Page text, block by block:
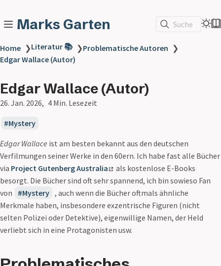
Marks Garten Suche
Home ❯Literatur 📚 ❯Problematische Autoren ❯
Edgar Wallace (Autor)
Edgar Wallace (Autor)
26. Jan. 2026 4 Min. Lesezeit
Mystery
Edgar Wallace ist am besten bekannt aus den deutschen
Verfilmungen seiner Werke in den 60ern. Ich habe fast alle Bücher
via Project Gutenberg Australia
als kostenlose E-Books
besorgt. Die Bücher sind oft sehr spannend, ich bin sowieso Fan
von
Mystery , auch wenn die Bücher oftmals ähnliche
Merkmale haben, insbesondere exzentrische Figuren (nicht
selten Polizei oder Detektive), eigenwillige Namen, der Held
verliebt sich in eine Protagonisten usw.